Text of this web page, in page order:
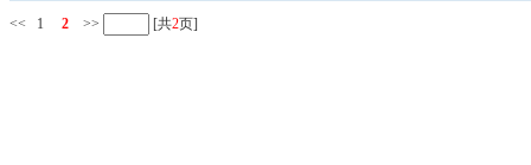
<< 1 2 >> [共2页]